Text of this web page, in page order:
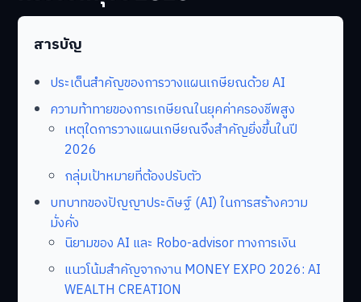
สารบัญ
ประเด็นสำคัญของการวางแผนเกษียณด้วย AI
ความท้าทายของการเกษียณในยุคค่าครองชีพสูง
เหตุใดการวางแผนเกษียณจึงสำคัญยิ่งขึ้นในปี
2026
กลุ่มเป้าหมายที่ต้องปรับตัว
บทบาทของปัญญาประดิษฐ์ (AI) ในการสร้างความ
มั่งคั่ง
นิยามของ AI และ Robo-advisor ทางการเงิน
แนวโน้มสำคัญจากงาน MONEY EXPO 2026: AI
WEALTH CREATION